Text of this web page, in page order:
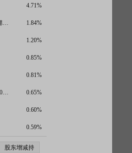
4.71%
上海思勰投资管理有限公司-思勰投资安欣十七号私募证券投资基金 1.84%
1.20%
0.85%
0.81%
依米康科技集团股份有限公司-2024年员工持股计划 0.65%
0.60%
0.59%
股东增减持